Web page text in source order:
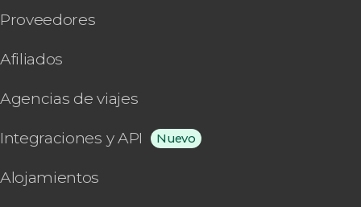
Proveedores
Afiliados
Agencias de viajes
Integraciones y API Nuevo
Alojamientos